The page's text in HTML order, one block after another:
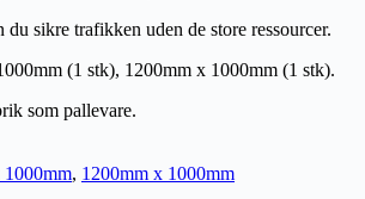
sikre trafikken uden de store ressourcer.
(1 stk), 1200mm x 1000mm (1 stk).
som pallevare.
1000mm, 1200mm x 1000mm